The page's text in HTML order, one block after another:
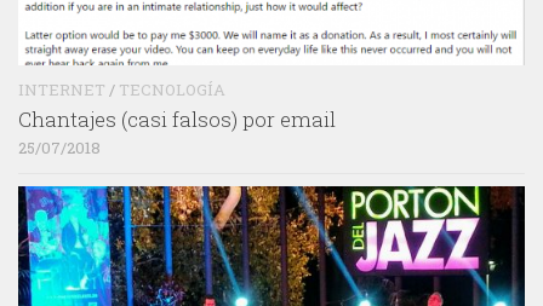
INTERNET / TECNOLOGÍA
Chantajes (casi falsos) por email
25/07/2018